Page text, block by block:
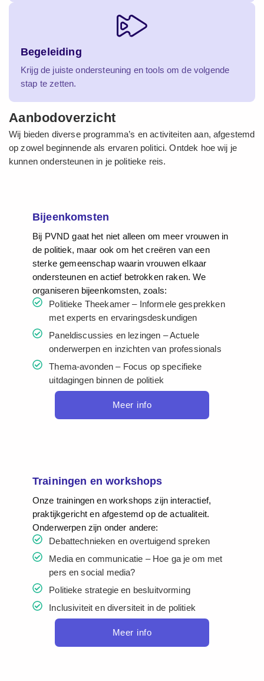
Begeleiding
Krijg de juiste ondersteuning en tools om de volgende
stap te zetten.
Aanbodoverzicht
Wij bieden diverse programma’s en activiteiten aan, afgestemd
op zowel beginnende als ervaren politici. Ontdek hoe wij je
kunnen ondersteunen in je politieke reis.
Bijeenkomsten
Bij PVND gaat het niet alleen om meer vrouwen in
de politiek, maar ook om het creëren van een
sterke gemeenschap waarin vrouwen elkaar
ondersteunen en actief betrokken raken. We
organiseren bijeenkomsten, zoals:
Politieke Theekamer – Informele gesprekken
met experts en ervaringsdeskundigen
Paneldiscussies en lezingen – Actuele
onderwerpen en inzichten van professionals
Thema-avonden – Focus op specifieke
uitdagingen binnen de politiek
Meer info
Trainingen en workshops
Onze trainingen en workshops zijn interactief,
praktijkgericht en afgestemd op de actualiteit.
Onderwerpen zijn onder andere:
Debattechnieken en overtuigend spreken
Media en communicatie – Hoe ga je om met
pers en social media?
Politieke strategie en besluitvorming
Inclusiviteit en diversiteit in de politiek
Meer info